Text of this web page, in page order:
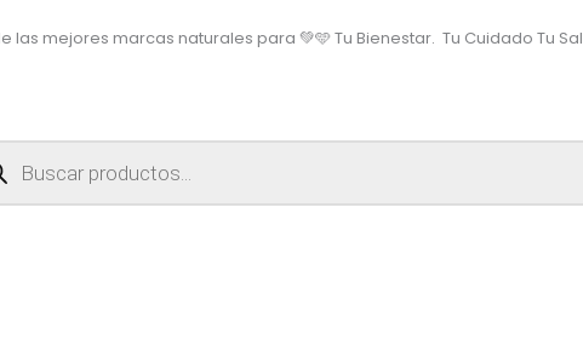
mejores marcas naturales para 💚🩵 Tu Bienestar. Tu Cuidado Tu